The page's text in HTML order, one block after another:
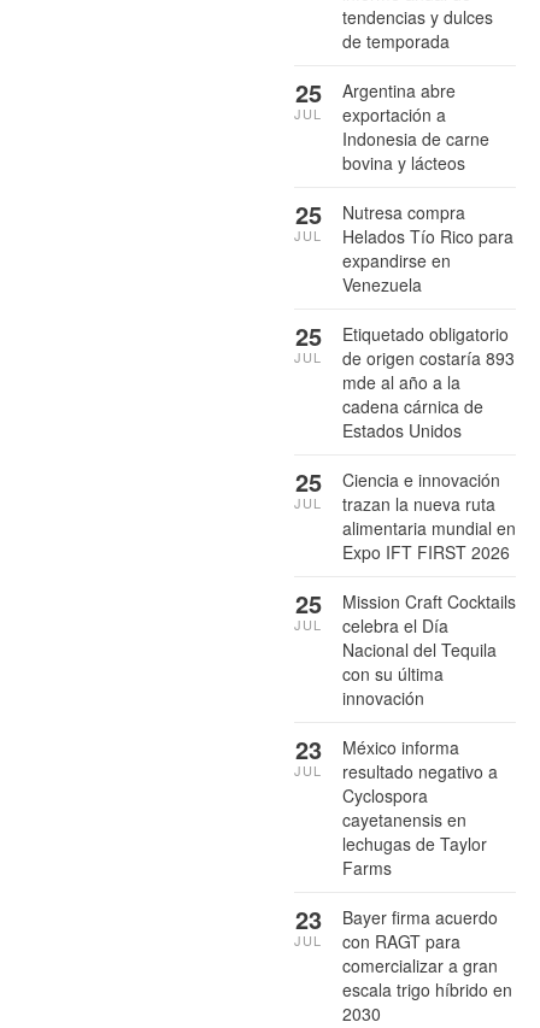
tendencias y dulces
de temporada
Argentina abre
exportación a
Indonesia de carne
bovina y lácteos
25
JUL
Nutresa compra
Helados Tío Rico para
expandirse en
Venezuela
25
JUL
Etiquetado obligatorio
de origen costaría 893
mde al año a la
cadena cárnica de
Estados Unidos
25
JUL
Ciencia e innovación
trazan la nueva ruta
alimentaria mundial en
Expo IFT FIRST 2026
25
JUL
Mission Craft Cocktails
celebra el Día
Nacional del Tequila
con su última
innovación
25
JUL
México informa
resultado negativo a
Cyclospora
cayetanensis en
lechugas de Taylor
Farms
23
JUL
Bayer firma acuerdo
con RAGT para
comercializar a gran
escala trigo híbrido en
2030
23
JUL